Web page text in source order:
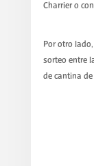
Charrier o
Por otro
sorteo entre
de cantina